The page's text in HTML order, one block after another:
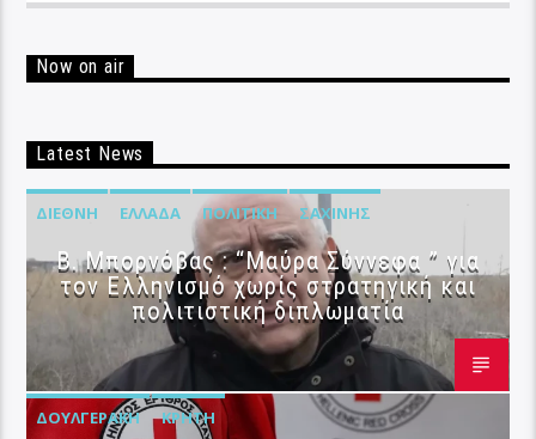
Now on air
Latest News
ΔΙΕΘΝΉ ΕΛΛΆΔΑ ΠΟΛΙΤΙΚΉ ΣΑΧΊΝΗΣ
B. Μπορνόβας : “Μαύρα Σύννεφα ” για
τον Ελληνισμό χωρίς στρατηγική και
πολιτιστική διπλωματία
ΔΟΥΛΓΕΡΆΚΗ ΚΡΉΤΗ